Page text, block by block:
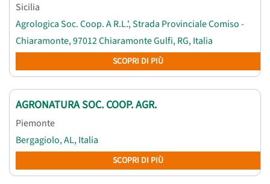
Sicilia
Agrologica Soc. Coop. A R.L.', Strada Provinciale Comiso -
Chiaramonte, 97012 Chiaramonte Gulfi, RG, Italia
SCOPRI DI PIÙ
AGRONATURA SOC. COOP. AGR.
Piemonte
Bergagiolo, AL, Italia
SCOPRI DI PIÙ